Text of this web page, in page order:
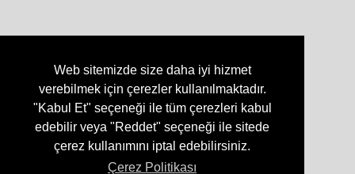
Web sitemizde size daha iyi hizmet
verebilmek için çerezler kullanılmaktadır.
"Kabul Et" seçeneği ile tüm çerezleri kabul
edebilir veya "Reddet" seçeneği ile sitede
çerez kullanımını iptal edebilirsiniz.
Çerez Politikası